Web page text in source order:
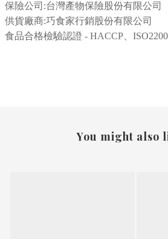
保險公司:台灣產物保險股份有限公司
供貨廠商:巧食家行銷股份有限公司
食品合格檢驗認證 - HACCP、
You might also